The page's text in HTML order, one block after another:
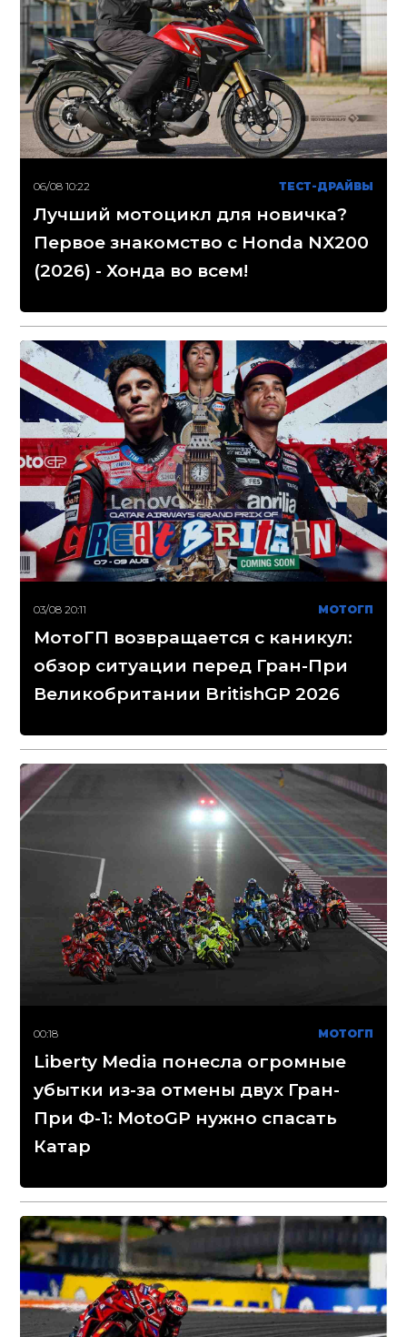
06/08 10:22 ТЕСТ-ДРАЙВЫ
Лучший мотоцикл для новичка?
Первое знакомство с Honda NX200
(2026) - Хонда во всем!
03/08 20:11 МОТОГП
МотоГП возвращается с каникул:
обзор ситуации перед Гран-При
Великобритании BritishGP 2026
00:18 МОТОГП
Liberty Media понесла огромные
убытки из-за отмены двух Гран-
При Ф-1: MotoGP нужно спасать
Катар